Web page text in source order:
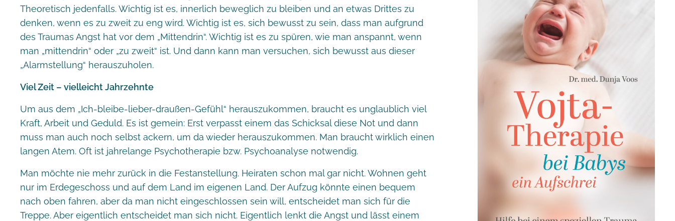
Theoretisch jedenfalls. Wichtig ist es, innerlich beweglich zu bleiben und an etwas Drittes zu
denken, wenn es zu zweit zu eng wird. Wichtig ist es, sich bewusst zu sein, dass man aufgrund
des Traumas Angst hat vor dem „Mittendrin“. Wichtig ist es zu spüren, wie man anspannt, wenn
man „mittendrin“ oder „zu zweit“ ist. Und dann kann man versuchen, sich bewusst aus dieser
„Alarmstellung“ herauszuholen.
Viel Zeit – vielleicht Jahrzehnte
Um aus dem „Ich-bleibe-lieber-draußen-Gefühl“ herauszukommen, braucht es unglaublich viel
Kraft, Arbeit und Geduld. Es ist gemein: Erst verpasst einem das Schicksal diese Not und dann
muss man auch noch selbst ackern, um da wieder herauszukommen. Man braucht wirklich einen
langen Atem. Oft ist jahrelange Psychotherapie bzw. Psychoanalyse notwendig.
Man möchte nie mehr zurück in die Festanstellung. Heiraten schon mal gar nicht. Wohnen geht
nur im Erdegeschoss und auf dem Land im eigenen Land. Der Aufzug könnte einen bequem
nach oben fahren, aber da man nicht eingeschlossen sein will, entscheidet man sich für die
Treppe. Aber eigentlich entscheidet man sich nicht. Eigentlich lenkt die Angst und lässt einem